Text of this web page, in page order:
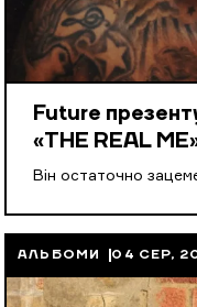
Future
«THE REAL
Він остаточно
АЛЬБОМИ 04 СЕР,